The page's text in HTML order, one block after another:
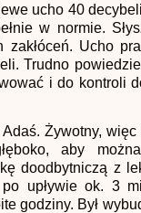
ucho 40
w normie.
zakłóceń. Ucho
Trudno
i do kontroli
Żywotny, więc
aby
doodbytniczą z
upływie ok. 3
godziny. Był